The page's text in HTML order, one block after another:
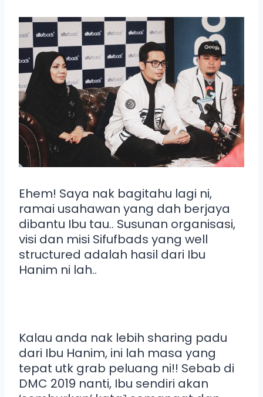
Ehem! Saya nak bagitahu lagi ni,
ramai usahawan yang dah berjaya
dibantu Ibu tau.. Susunan organisasi,
visi dan misi Sifufbads yang well
structured adalah hasil dari Ibu
Hanim ni lah..
Kalau anda nak lebih sharing padu
dari Ibu Hanim, ini lah masa yang
tepat utk grab peluang ni!! Sebab di
DMC 2019 nanti, Ibu sendiri akan